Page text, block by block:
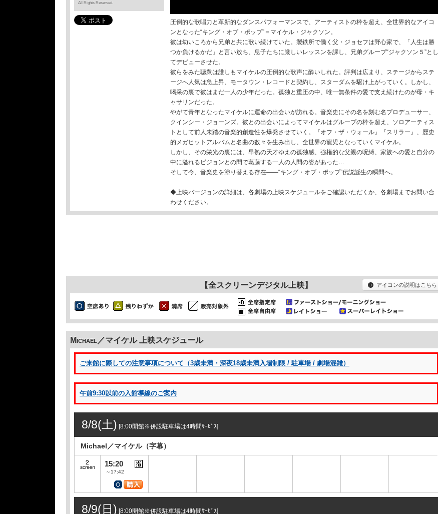
All Rights Reserved.
圧倒的な歌唱力と革新的なダンスパフォーマンスで、アーティストの枠を超え、全世界的なアイコ
ンとなった“キング・オブ・ポップ”＝マイケル・ジャクソン。
彼は幼いころから兄弟と共に歌い続けていた。製鉄所で働く父・ジョセフは野心家で、「人生は勝
つか負けるかだ」と言い放ち、息子たちに厳しいレッスンを課し、兄弟グループ“ジャクソン５”とし
てデビューさせた。
彼らをみた聴衆は誰しもマイケルの圧倒的な歌声に酔いしれた。評判は広まり、ステージからステ
ージへ人気は急上昇、モータウン・レコードと契約し、スターダムを駆け上がっていく。しかし、
喝采の裏で彼はまだ一人の少年だった。孤独と重圧の中、唯一無条件の愛で支え続けたのが母・キ
ャサリンだった。
やがて青年となったマイケルに運命の出会いが訪れる。音楽史にその名を刻む名プロデューサー、
クインシー・ジョーンズ。彼との出会いによってマイケルはグループの枠を超え、ソロアーティス
トとして前人未踏の音楽的創造性を爆発させていく。『オフ・ザ・ウォール』『スリラー』、歴史
的メガヒットアルバムと名曲の数々を生み出し、全世界の寵児となっていくマイケル。
しかし、その栄光の裏には、早熟の天才ゆえの孤独感、強権的な父親の呪縛、家族への愛と自分の
中に溢れるビジョンとの間で葛藤する一人の人間の姿があった…
そして今、音楽史を塗り替える存在——“キング・オブ・ポップ”伝説誕生の瞬間へ。
◆上映バージョンの詳細は、各劇場の上映スケジュールをご確認いただくか、各劇場までお問い合
わせください。
【全スクリーンデジタル上映】 アイコンの説明はこちら
Michael／マイケル 上映スケジュール
ご来館に際しての注意事項について（3歳未満・深夜18歳未満入場制限 / 駐車場 / 劇場混雑）
午前9:30以前の入館導線のご案内
8/8(土) [8:00開館※併設駐車場は4時間ｻｰﾋﾞｽ]
Michael／マイケル（字幕）
15:20
～17:42
8/9(日) [8:00開館※併設駐車場は4時間ｻｰﾋﾞｽ]